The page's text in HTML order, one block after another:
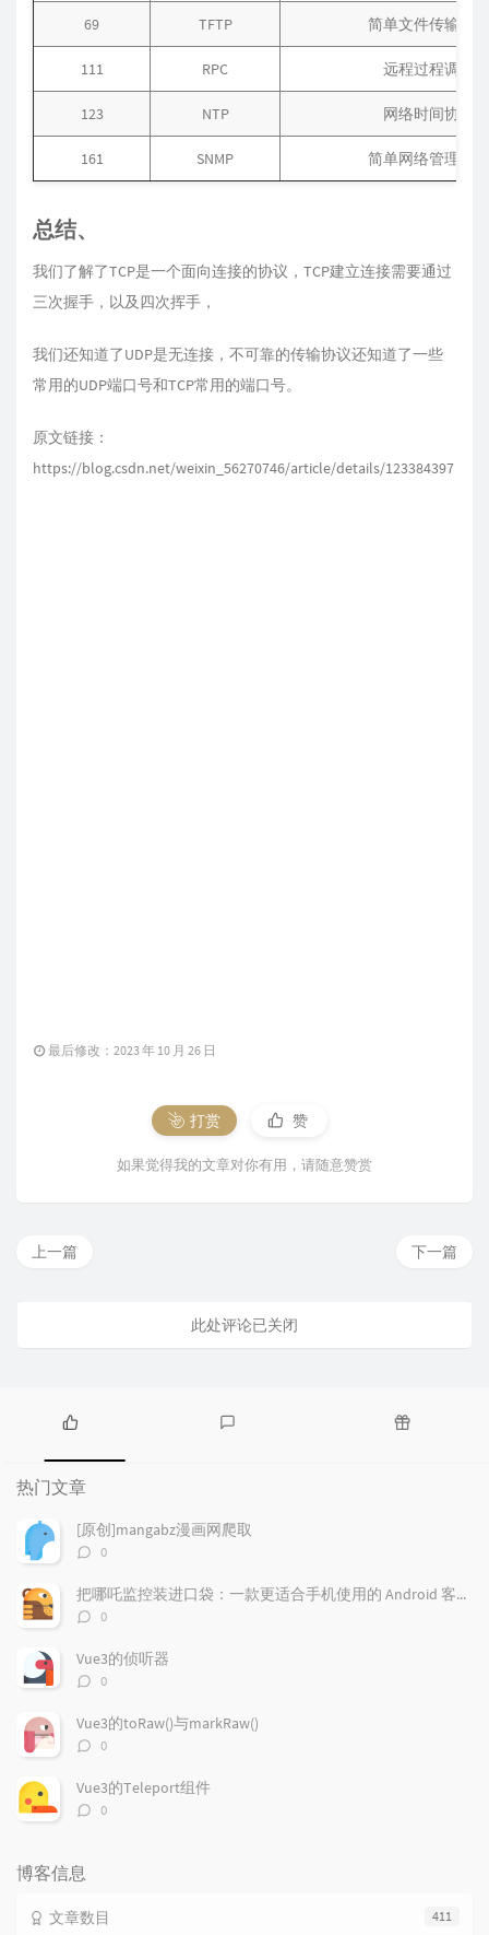
69 TFTP 简单文件传输协议
111 RPC 远程过程调用
123 NTP 网络时间协议
161 SNMP 简单网络管理协议
总结、
我们了解了TCP是一个面向连接的协议，TCP建立连接需要通过
三次握手，以及四次挥手，
我们还知道了UDP是无连接，不可靠的传输协议还知道了一些
常用的UDP端口号和TCP常用的端口号。
原文链接：
https://blog.csdn.net/weixin_56270746/article/details/123384397
最后修改：2023 年 10 月 26 日
打赏 赞
如果觉得我的文章对你有用，请随意赞赏
下一篇
上一篇
此处评论已关闭
热
门
文
章
论
热门文章
[原创]mangabz漫画网爬取
评
数：
0
把哪吒监控装进口袋：一款更适合手机使用的 Android 客户端
评
数：
0
Vue3的侦听器
评
数：
0
Vue3的toRaw()与markRaw()
评
数：
0
Vue3的Teleport组件
评
0
博客信息
411
文章数目